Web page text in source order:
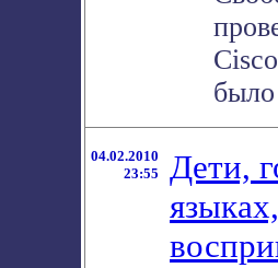
04.02.2010
23:55
Дети,